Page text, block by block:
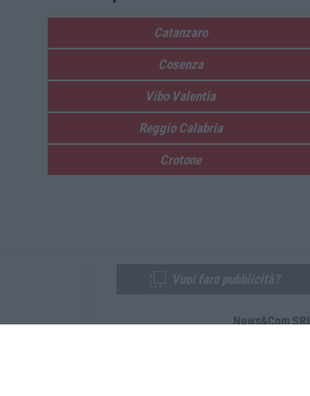
Catanzaro
Cosenza
Vibo Valentia
Reggio Calabria
Crotone
News&Com SRL